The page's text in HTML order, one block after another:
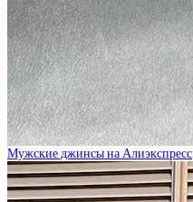
Мужские джинсы на Алиэкспресс